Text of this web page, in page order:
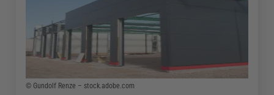
© Gundolf Renze – stock.adobe.com